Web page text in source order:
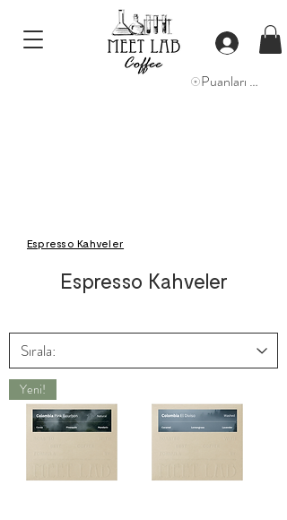
Puanları Görüntüle
Espresso Kahveler
Espresso Kahveler
Yeni!